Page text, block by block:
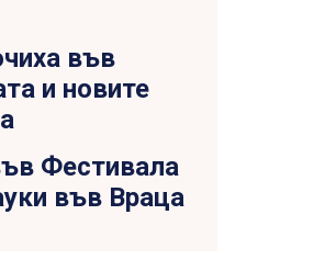
Фестивала
във Враца